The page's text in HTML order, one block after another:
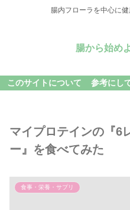
腸内フローラを中心に
腸から始め
このサイトについて 参考にし
マイプロテインの『6
ー』を食べてみた
食事・栄養・サプリ